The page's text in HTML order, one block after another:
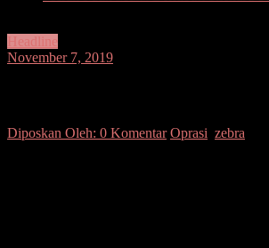
Headline
November 7, 2019
Diposkan Oleh: 0 Komentar Oprasi zebra